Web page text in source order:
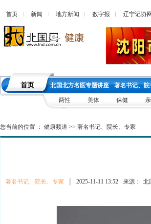
首页 新闻 地方新闻 数字报 辽宁记协网
首页 北国北方名医专题讲座 著名书记、
两性 美体 保健
您当前的位置 ： 健康频道 >> 著名书记、院长、专家
著名书记、院长、专家 2025-11-11 13:52 来源： 北